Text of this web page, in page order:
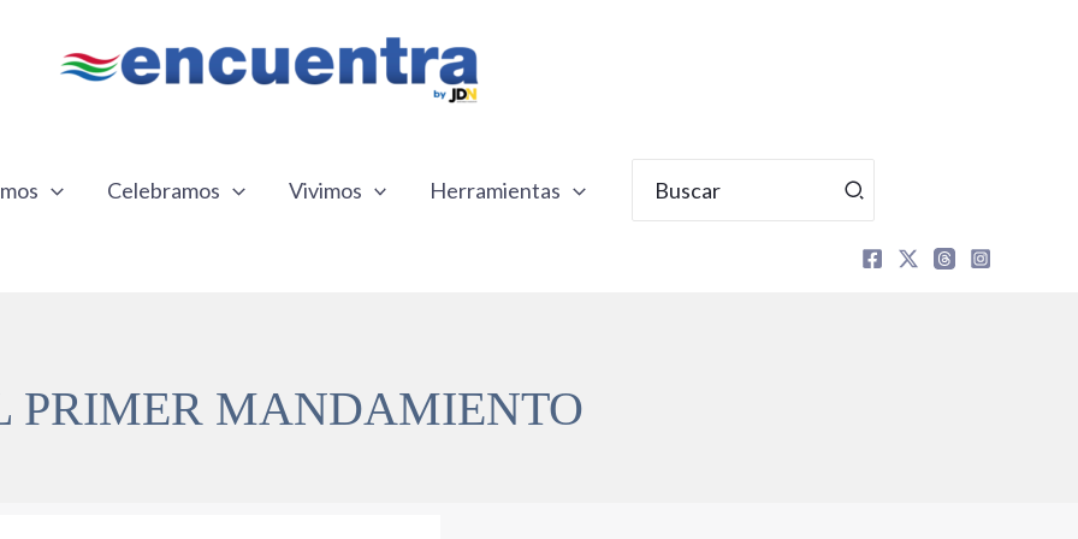
Celebramos Vivimos Herramientas
por:
PRIMER MANDAMIENTO